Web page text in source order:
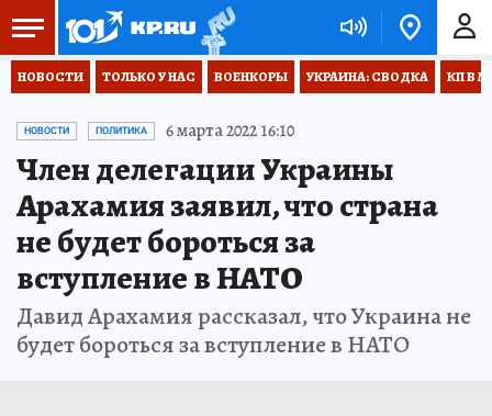
НОВОСТИ ТОЛЬКО У НАС ВОЕНКОРЫ УКРАИНА: СВОДКА КП В
НОВОСТИ ПОЛИТИКА 6 марта 2022 16:10
Член делегации Украины
Арахамия заявил, что страна
не будет бороться за
вступление в НАТО
Давид Арахамия рассказал, что Украина не
будет бороться за вступление в НАТО